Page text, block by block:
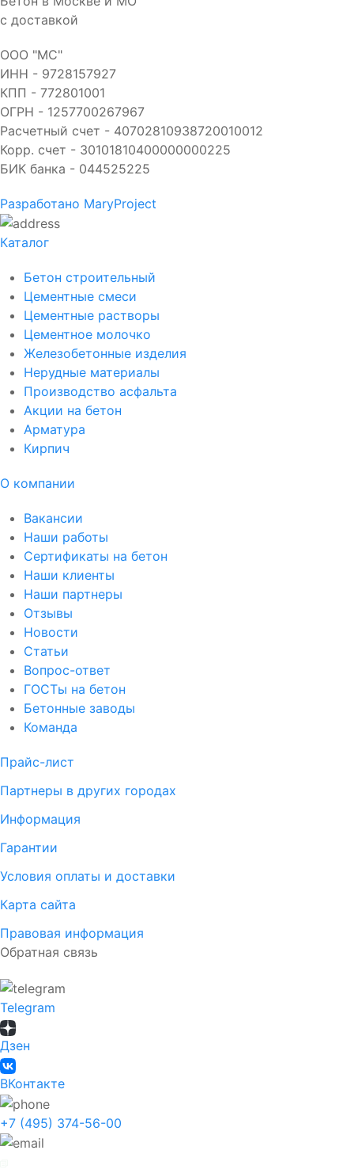
с доставкой
ООО "МС"
ИНН - 9728157927
КПП - 772801001
ОГРН - 1257700267967
Расчетный счет - 40702810938720010012
Корр. счет - 30101810400000000225
БИК банка - 044525225
Разработано MaryProject
Каталог
Бетон строительный
Цементные смеси
Цементные растворы
Цементное молочко
Железобетонные изделия
Нерудные материалы
Производство асфальта
Акции на бетон
Арматура
Кирпич
О компании
Вакансии
Наши работы
Сертификаты на бетон
Наши клиенты
Наши партнеры
Отзывы
Новости
Статьи
Вопрос-ответ
ГОСТы на бетон
Бетонные заводы
Команда
Прайс-лист
Партнеры в других городах
Информация
Гарантии
Условия оплаты и доставки
Карта сайта
Правовая информация
Обратная связь
Telegram
Дзен
ВКонтакте
+7 (495) 374-56-00